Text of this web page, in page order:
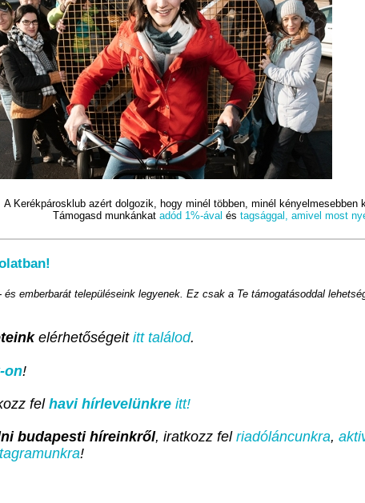
A Kerékpárosklub azért dolgozik, hogy minél többen, minél kényelmesebben
Támogasd munkánkat adód 1%-ával és tagsággal, amivel most
emberbarát településeink legyenek. Ez csak a Te támogatásoddal
elérhetőségeit itt találod.
on!
fel havi hírlevelünkre itt!
budapesti híreinkről, iratkozz fel riadóláncunkra,
!